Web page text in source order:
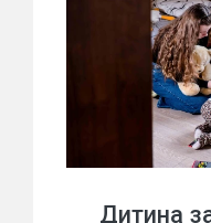
Дитина